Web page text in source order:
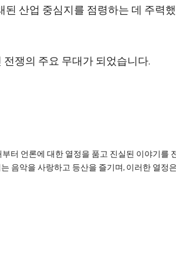
산업 중심지를 점령하는 데 주력
쟁의 주요 무대가 되었습니다.
터 언론에 대한 열정을 품고 진실된 이야기를
음악을 사랑하고 등산을 즐기며, 이러한 열정